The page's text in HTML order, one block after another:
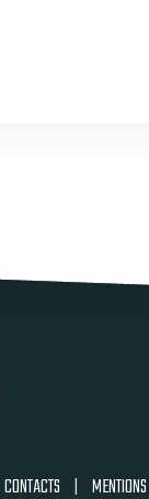
CONTACTS | MENTIONS